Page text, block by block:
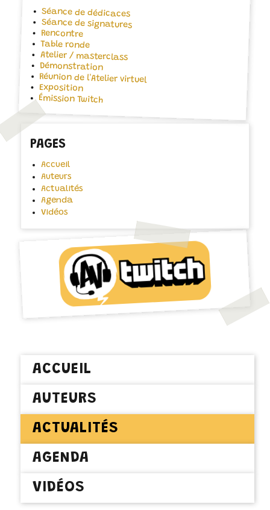
Séance de dédicaces
Séance de signatures
Rencontre
Table ronde
Atelier / masterclass
Démonstration
Réunion de l'Atelier virtuel
Exposition
Émission Twitch
PAGES
Accueil
Auteurs
Actualités
Agenda
Vidéos
ACCUEIL
AUTEURS
ACTUALITÉS
AGENDA
VIDÉOS